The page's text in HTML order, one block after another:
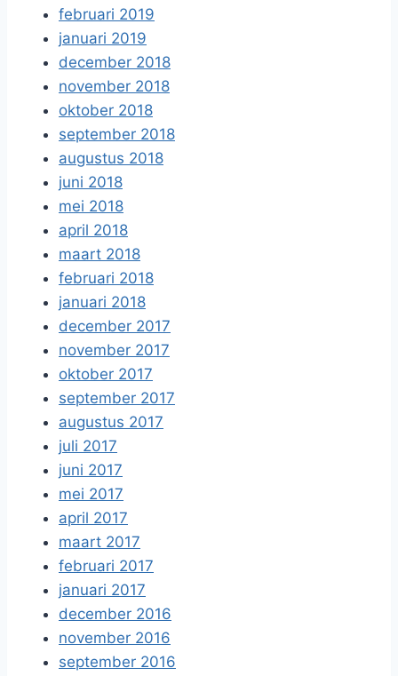
februari 2019
januari 2019
december 2018
november 2018
oktober 2018
september 2018
augustus 2018
juni 2018
mei 2018
april 2018
maart 2018
februari 2018
januari 2018
december 2017
november 2017
oktober 2017
september 2017
augustus 2017
juli 2017
juni 2017
mei 2017
april 2017
maart 2017
februari 2017
januari 2017
december 2016
november 2016
september 2016